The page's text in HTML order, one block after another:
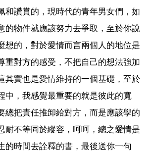
和讚賞的，現時代的青年男女們，如
的物件就應該努力去爭取，至於你說
想的，對於愛情而言兩個人的地位是
重對方的感受，不把自己的想法強加
其實也是愛情維持的一個基礎，至於
中，我感覺最重要的就是彼此的寬
總把責任推卸給對方，而是應該學的
耐不等同於縱容，呵呵，總之愛情是
的時間去詮釋的書，最後送你一句